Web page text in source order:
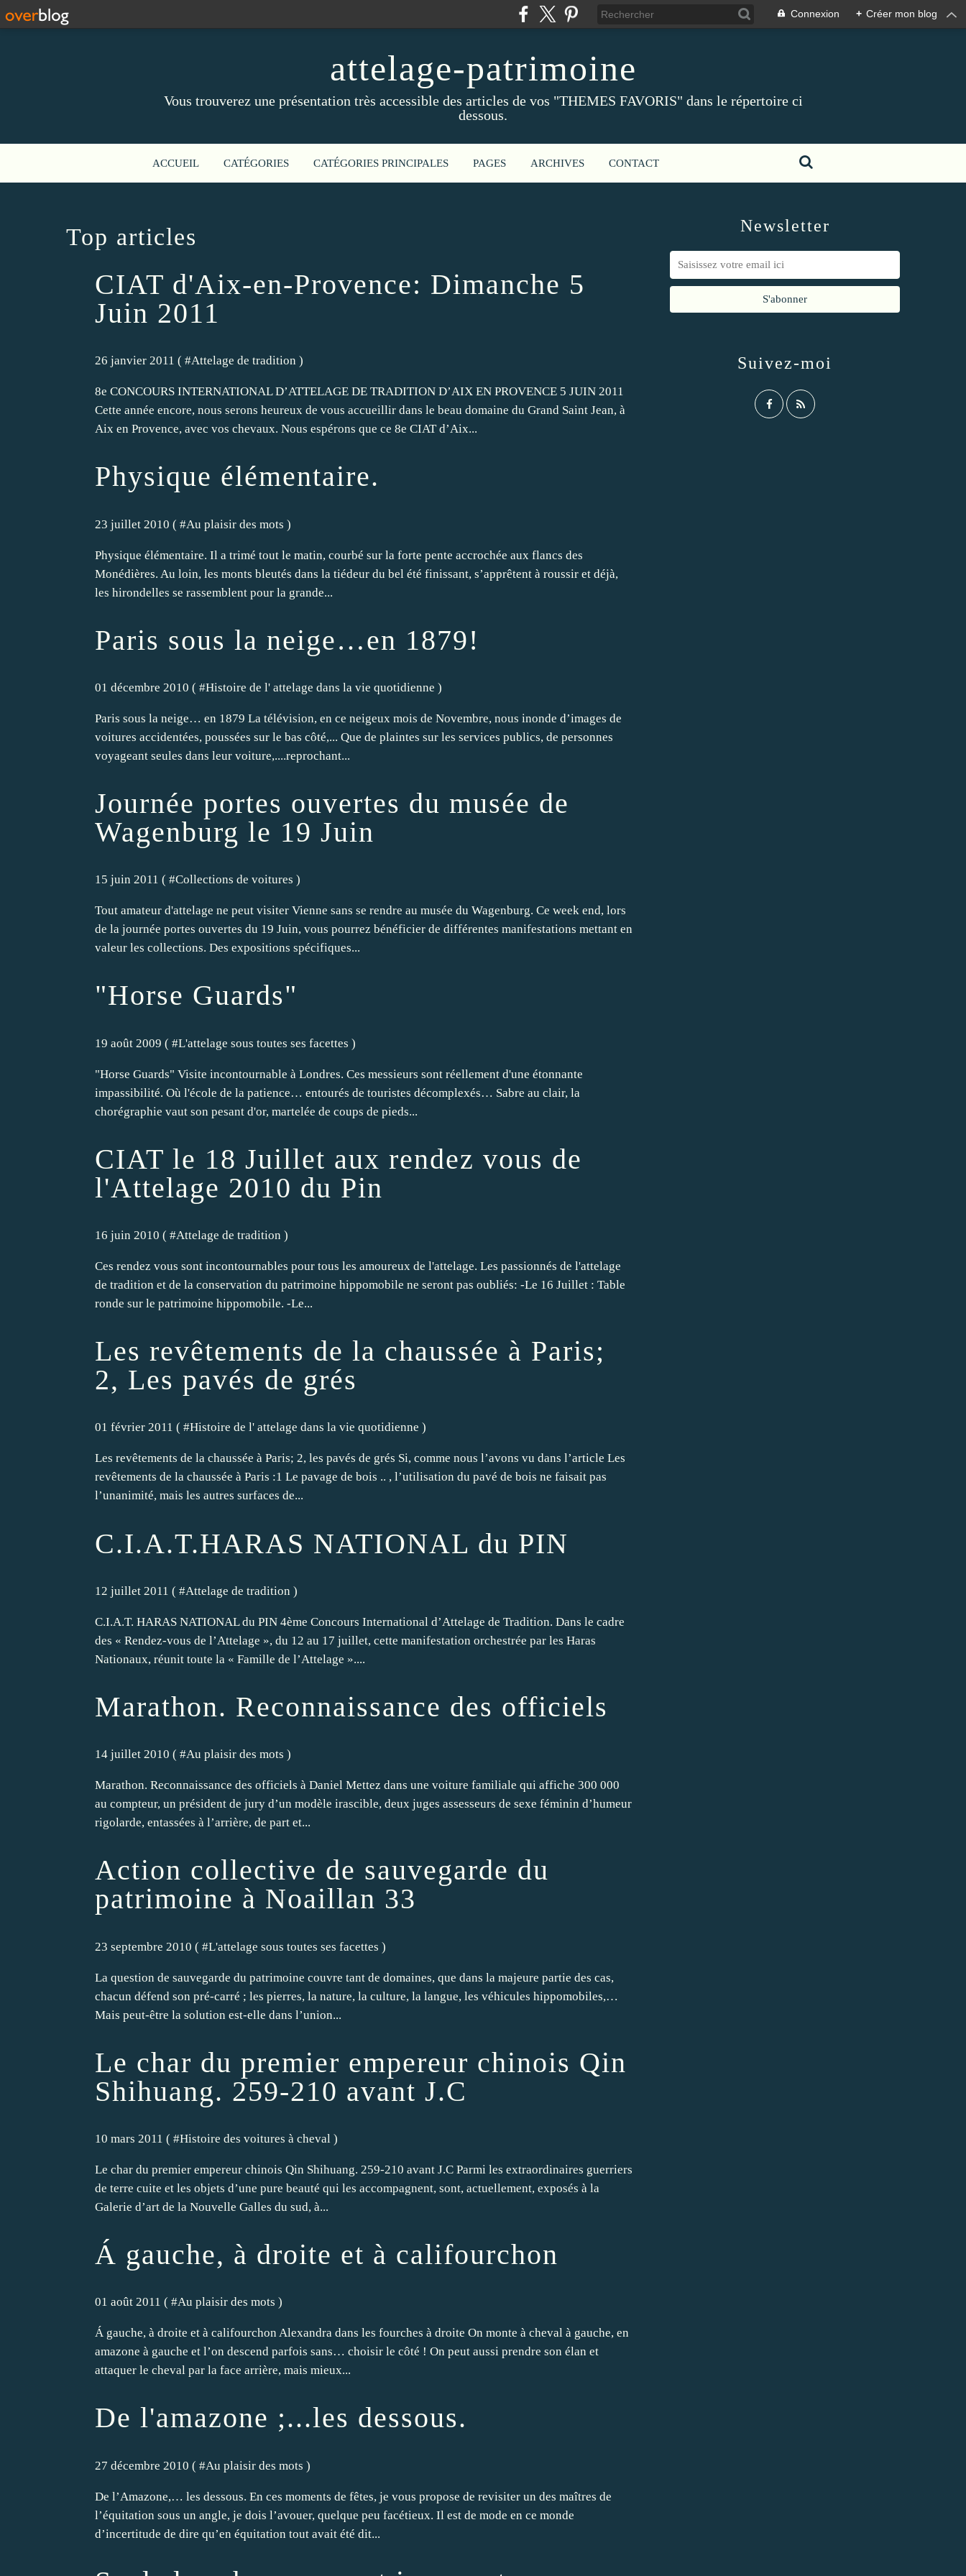
Connexion + Créer mon blog
attelage-patrimoine
Vous trouverez une présentation très accessible des articles de vos "THEMES FAVORIS" dans le répertoire ci
dessous.
ACCUEIL CATÉGORIES CATÉGORIES PRINCIPALES PAGES ARCHIVES CONTACT
Top articles
CIAT d'Aix-en-Provence: Dimanche 5
Juin 2011
26 janvier 2011 ( #Attelage de tradition )
8e CONCOURS INTERNATIONAL D’ATTELAGE DE TRADITION D’AIX EN PROVENCE 5 JUIN 2011
Cette année encore, nous serons heureux de vous accueillir dans le beau domaine du Grand Saint Jean, à
Aix en Provence, avec vos chevaux. Nous espérons que ce 8e CIAT d’Aix...
Physique élémentaire.
23 juillet 2010 ( #Au plaisir des mots )
Physique élémentaire. Il a trimé tout le matin, courbé sur la forte pente accrochée aux flancs des
Monédières. Au loin, les monts bleutés dans la tiédeur du bel été finissant, s’apprêtent à roussir et déjà,
les hirondelles se rassemblent pour la grande...
Paris sous la neige…en 1879!
01 décembre 2010 ( #Histoire de l' attelage dans la vie quotidienne )
Paris sous la neige… en 1879 La télévision, en ce neigeux mois de Novembre, nous inonde d’images de
voitures accidentées, poussées sur le bas côté,... Que de plaintes sur les services publics, de personnes
voyageant seules dans leur voiture,....reprochant...
Journée portes ouvertes du musée de
Wagenburg le 19 Juin
15 juin 2011 ( #Collections de voitures )
Tout amateur d'attelage ne peut visiter Vienne sans se rendre au musée du Wagenburg. Ce week end, lors
de la journée portes ouvertes du 19 Juin, vous pourrez bénéficier de différentes manifestations mettant en
valeur les collections. Des expositions spécifiques...
"Horse Guards"
19 août 2009 ( #L'attelage sous toutes ses facettes )
"Horse Guards" Visite incontournable à Londres. Ces messieurs sont réellement d'une étonnante
impassibilité. Où l'école de la patience… entourés de touristes décomplexés… Sabre au clair, la
chorégraphie vaut son pesant d'or, martelée de coups de pieds...
CIAT le 18 Juillet aux rendez vous de
l'Attelage 2010 du Pin
16 juin 2010 ( #Attelage de tradition )
Ces rendez vous sont incontournables pour tous les amoureux de l'attelage. Les passionnés de l'attelage
de tradition et de la conservation du patrimoine hippomobile ne seront pas oubliés: -Le 16 Juillet : Table
ronde sur le patrimoine hippomobile. -Le...
Les revêtements de la chaussée à Paris;
2, Les pavés de grés
01 février 2011 ( #Histoire de l' attelage dans la vie quotidienne )
Les revêtements de la chaussée à Paris; 2, les pavés de grés Si, comme nous l’avons vu dans l’article Les
revêtements de la chaussée à Paris :1 Le pavage de bois .. , l’utilisation du pavé de bois ne faisait pas
l’unanimité, mais les autres surfaces de...
C.I.A.T.HARAS NATIONAL du PIN
12 juillet 2011 ( #Attelage de tradition )
C.I.A.T. HARAS NATIONAL du PIN 4ème Concours International d’Attelage de Tradition. Dans le cadre
des « Rendez-vous de l’Attelage », du 12 au 17 juillet, cette manifestation orchestrée par les Haras
Nationaux, réunit toute la « Famille de l’Attelage »....
Marathon. Reconnaissance des officiels
14 juillet 2010 ( #Au plaisir des mots )
Marathon. Reconnaissance des officiels à Daniel Mettez dans une voiture familiale qui affiche 300 000
au compteur, un président de jury d’un modèle irascible, deux juges assesseurs de sexe féminin d’humeur
rigolarde, entassées à l’arrière, de part et...
Action collective de sauvegarde du
patrimoine à Noaillan 33
23 septembre 2010 ( #L'attelage sous toutes ses facettes )
La question de sauvegarde du patrimoine couvre tant de domaines, que dans la majeure partie des cas,
chacun défend son pré-carré ; les pierres, la nature, la culture, la langue, les véhicules hippomobiles,…
Mais peut-être la solution est-elle dans l’union...
Le char du premier empereur chinois Qin
Shihuang. 259-210 avant J.C
10 mars 2011 ( #Histoire des voitures à cheval )
Le char du premier empereur chinois Qin Shihuang. 259-210 avant J.C Parmi les extraordinaires guerriers
de terre cuite et les objets d’une pure beauté qui les accompagnent, sont, actuellement, exposés à la
Galerie d’art de la Nouvelle Galles du sud, à...
Á gauche, à droite et à califourchon
01 août 2011 ( #Au plaisir des mots )
Á gauche, à droite et à califourchon Alexandra dans les fourches à droite On monte à cheval à gauche, en
amazone à gauche et l’on descend parfois sans… choisir le côté ! On peut aussi prendre son élan et
attaquer le cheval par la face arrière, mais mieux...
De l'amazone ;...les dessous.
27 décembre 2010 ( #Au plaisir des mots )
De l’Amazone,… les dessous. En ces moments de fêtes, je vous propose de revisiter un des maîtres de
l’équitation sous un angle, je dois l’avouer, quelque peu facétieux. Il est de mode en ce monde
d’incertitude de dire qu’en équitation tout avait été dit...
Newsletter
Suivez-moi